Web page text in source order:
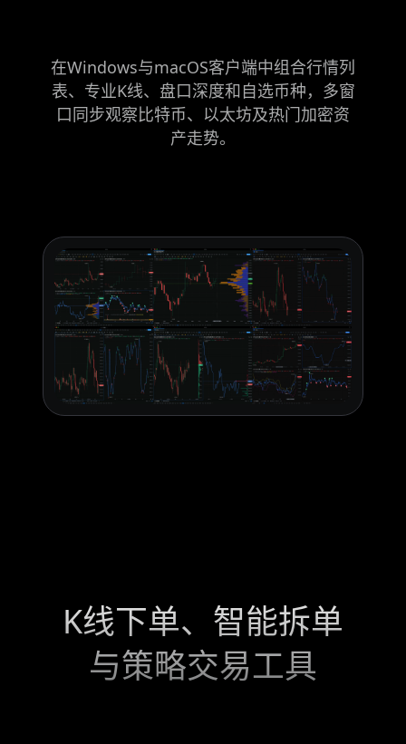
在Windows与macOS客户端中组合行情列
表、专业K线、盘口深度和自选币种，多窗
口同步观察比特币、以太坊及热门加密资
K线下单、智能拆单
与策略交易工具